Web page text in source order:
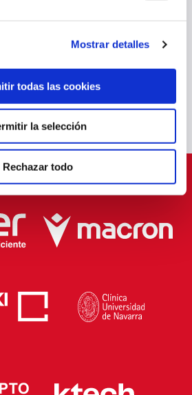
Mostrar detalles
todas las cookies
la selección
Rechazar todo
LA VENTA LAS ENTRADAS PARA EL
PATROCINADORES